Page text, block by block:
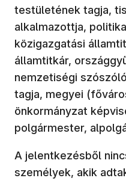
testületének tagja,
alkalmazottja,
közigazgatási
államtitkár,
nemzetiségi
tagja, megyei
önkormányzat
polgármester,
A jelentkezésből
személyek, akik